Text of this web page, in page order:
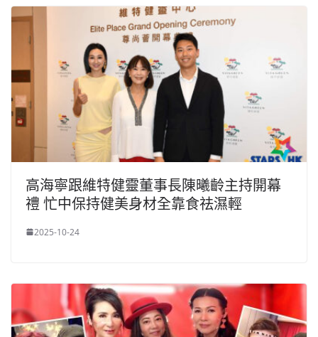
高海寧跟維特健靈董事長陳曦齡主持開幕
禮 忙中保持健美身材全靠食祛濕輕
2025-10-24